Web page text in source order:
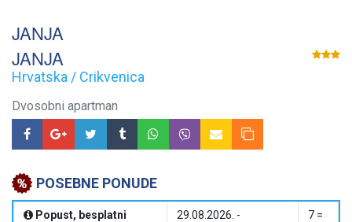
JANJA
JANJA
Hrvatska / Crikvenica
Dvosobni apartman
POSEBNE PONUDE
Popust, besplatni
29.08.2026. -
7 =